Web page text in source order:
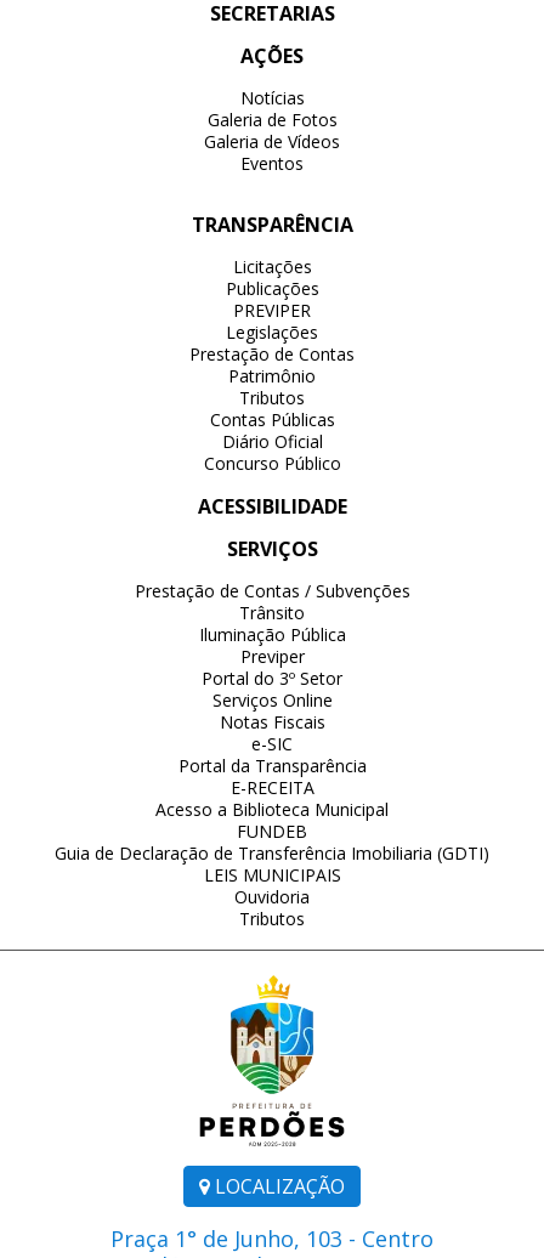
LOCALIZAÇÃO
Praça 1° de Junho, 103 - Centro
SECRETARIAS
AÇÕES
Notícias
Galeria de Fotos
Galeria de Vídeos
Eventos
TRANSPARÊNCIA
Licitações
Publicações
PREVIPER
Legislações
Prestação de Contas
Patrimônio
Tributos
Contas Públicas
Diário Oficial
Concurso Público
ACESSIBILIDADE
SERVIÇOS
Prestação de Contas / Subvenções
Trânsito
Iluminação Pública
Previper
Portal do 3º Setor
Serviços Online
Notas Fiscais
e-SIC
Portal da Transparência
E-RECEITA
Acesso a Biblioteca Municipal
FUNDEB
Guia de Declaração de Transferência Imobiliaria (GDTI)
LEIS MUNICIPAIS
Ouvidoria
Tributos